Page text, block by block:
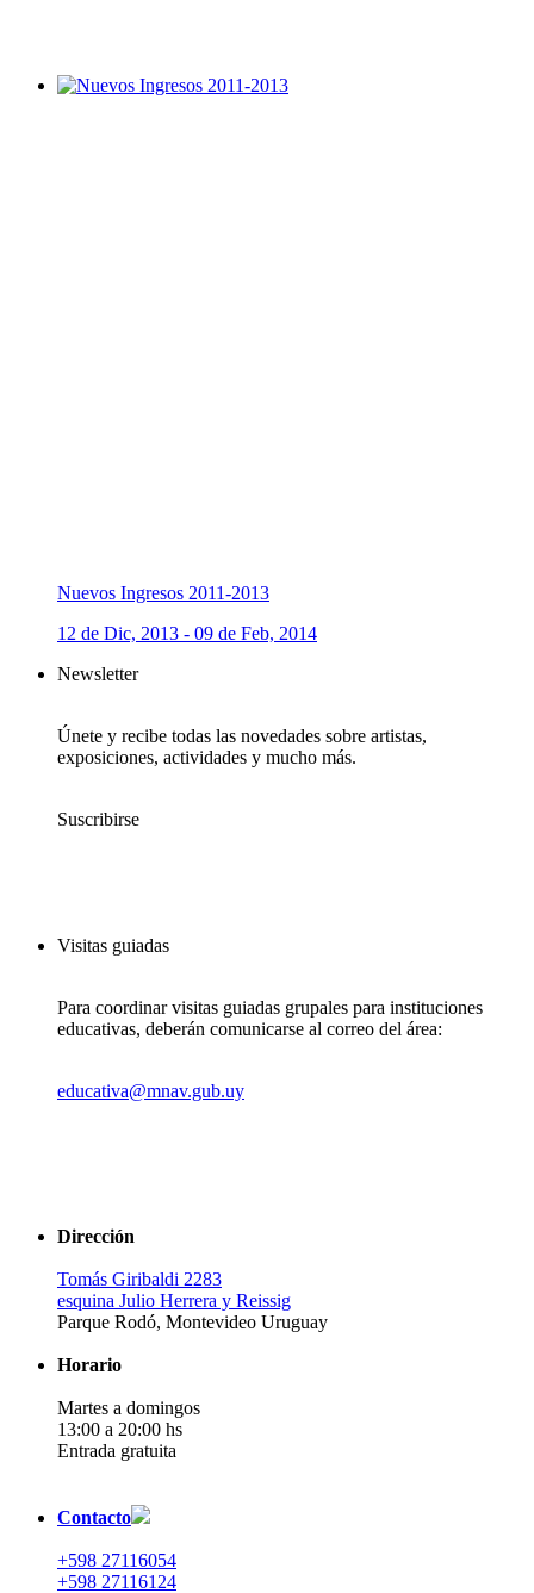
Nuevos Ingresos 2011-2013
12 de Dic, 2013 - 09 de Feb, 2014
Newsletter
Únete y recibe todas las novedades sobre artistas,
exposiciones, actividades y mucho más.
Suscribirse
Visitas guiadas
Para coordinar visitas guiadas grupales para instituciones
educativas, deberán comunicarse al correo del área:
educativa@mnav.gub.uy
Dirección
Tomás Giribaldi 2283
esquina Julio Herrera y Reissig
Parque Rodó, Montevideo Uruguay
Horario
Martes a domingos
13:00 a 20:00 hs
Entrada gratuita
Contacto
+598 27116054
+598 27116124